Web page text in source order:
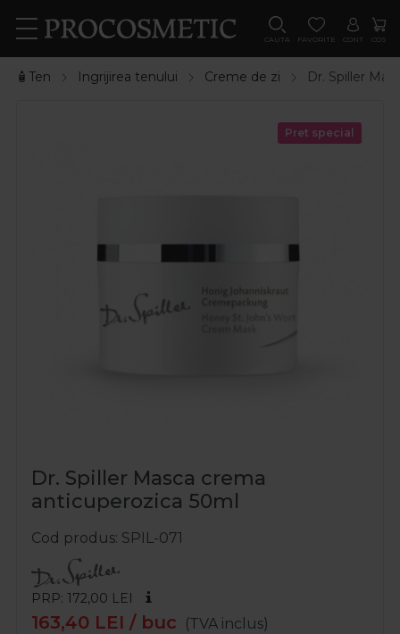
CAUTA FAVORITE CONT COS
🧴Ten Ingrijirea tenului Creme de zi Dr. Spiller
Pret special
Dr. Spiller Masca crema
anticuperozica 50ml
Cod produs SPIL-071
PRP: 172,00 LEI
163,40 LEI / buc (TVA inclus)